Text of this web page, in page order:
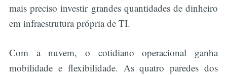
mais preciso investir grandes quantidades de dinheiro
em infraestrutura própria de TI.
Com a nuvem, o cotidiano operacional ganha
mobilidade e flexibilidade. As quatro paredes dos